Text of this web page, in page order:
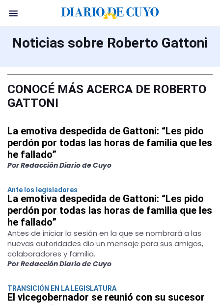
Noticias sobre Roberto Gattoni
CONOCÉ MÁS ACERCA DE ROBERTO
GATTONI
La emotiva despedida de Gattoni: “Les pido
perdón por todas las horas de familia que les
he fallado”
Por Redacción Diario de Cuyo
Ante los legisladores
La emotiva despedida de Gattoni: “Les pido
perdón por todas las horas de familia que les
he fallado”
Antes de iniciar la sesión en la que se nombrará a las
nuevas autoridades dio un mensaje para sus amigos,
colaboradores y familia.
Por Redacción Diario de Cuyo
TRANSICIÓN EN LA LEGISLATURA
El vicegobernador se reunió con su sucesor